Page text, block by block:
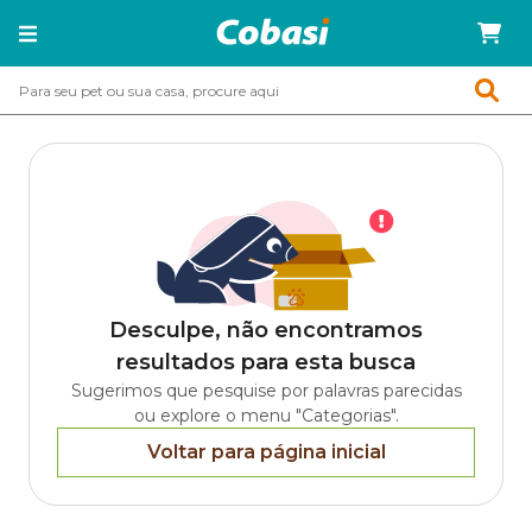
Desculpe, não encontramos
resultados para esta busca
Sugerimos que pesquise por palavras parecidas
ou explore o menu "Categorias".
Voltar para página inicial